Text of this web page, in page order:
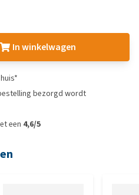
In winkelwagen
bezorgd wordt
een 4,6/5